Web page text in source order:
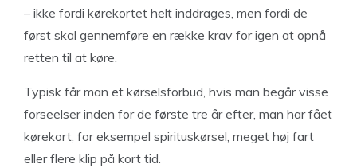
– ikke fordi kørekortet helt inddrages, men fordi de
først skal gennemføre en række krav for igen at opnå
retten til at køre.
Typisk får man et kørselsforbud, hvis man begår visse
forseelser inden for de første tre år efter, man har fået
kørekort, for eksempel spirituskørsel, meget høj fart
eller flere klip på kort tid.